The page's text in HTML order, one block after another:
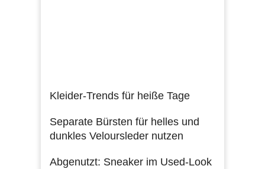
Kleider-Trends für heiße Tage
Separate Bürsten für helles und
dunkles Veloursleder nutzen
Abgenutzt: Sneaker im Used-Look